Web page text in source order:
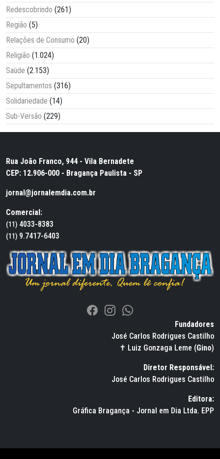
Redescobrindo (261)
Região (5)
Relações de Consumo (20)
Religião (1.024)
Saúde (2.153)
Sepultamentos (316)
Solidariedade (14)
Sub-Versão (229)
Rua João Franco, 944 - Vila Bernadete
CEP: 12.906-000 - Bragança Paulista - SP
jornal@jornalemdia.com.br
Comercial:
(11) 4033-8383
(11) 9.7417-6403
Fundadores
José Carlos Rodrigues Castilho
✝ Luiz Gonzaga Leme (Gino)
Diretor Responsável:
José Carlos Rodrigues Castilho
Editora:
Gráfica Bragança - Jornal em Dia Ltda. EPP